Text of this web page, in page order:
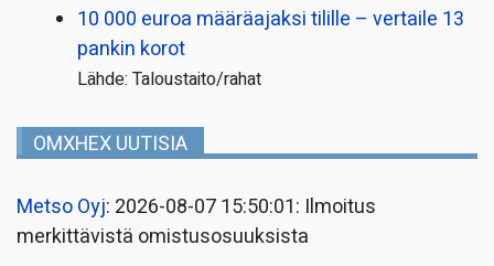
10 000 euroa määräajaksi tilille – vertaile 13
pankin korot
Lähde: Taloustaito/rahat
OMXHEX UUTISIA
Metso Oyj: 2026-08-07 15:50:01: Ilmoitus
merkittävistä omistusosuuksista